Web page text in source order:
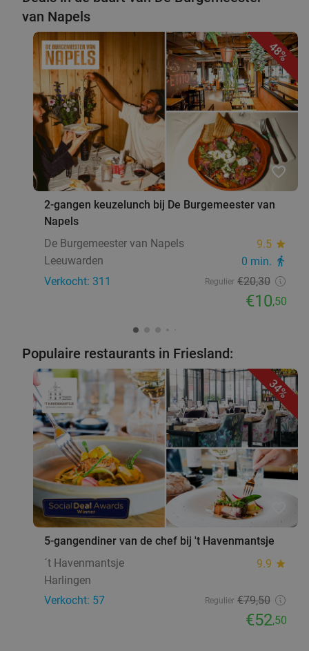
van Napels
48%
favorite_border
2-gangen keuzelunch bij De Burgemeester van
Napels
De Burgemeester van Napels
9.5 star
Leeuwarden 0 min. directions_walk
Verkocht: 311 Regulier €20,30
€10,50
Populaire restaurants in Friesland:
34%
favorite_border
5-gangendiner van de chef bij 't Havenmantsje
´t Havenmantsje
9.9 star
Harlingen
Verkocht: 57
Regulier €79,50
€52,50